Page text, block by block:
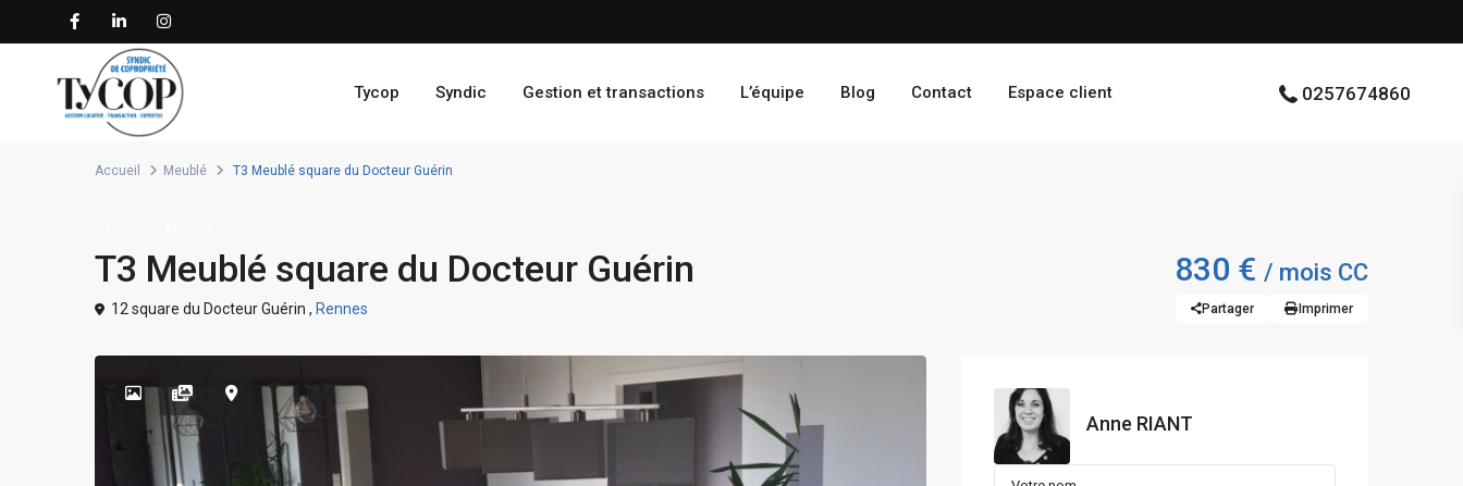
Tycop Syndic Gestion et transactions L’équipe Blog Contact Espace client 0257674860
Accueil Meublé T3 Meublé square du Docteur Guérin
T3 Meublé square du Docteur Guérin 830 € / mois CC
12 square du Docteur Guérin , Rennes Partager Imprimer
Anne RIANT